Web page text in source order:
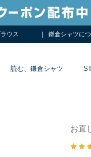
ウス 鎌倉シャツに
読む、鎌倉シャツ
お直